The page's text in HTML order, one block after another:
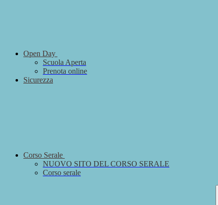
Open Day
Scuola Aperta
Prenota online
Sicurezza
Corso Serale
NUOVO SITO DEL CORSO SERALE
Corso serale